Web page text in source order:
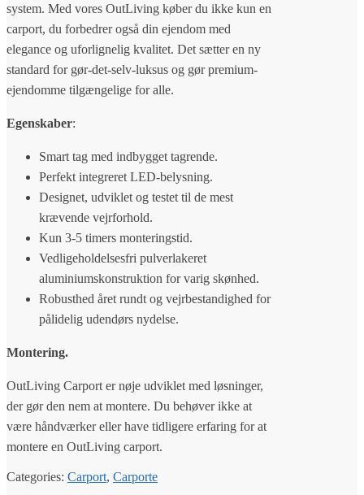
system. Med vores OutLiving køber du ikke kun en
carport, du forbedrer også din ejendom med
elegance og uforlignelig kvalitet. Det sætter en ny
standard for gør-det-selv-luksus og gør premium-
ejendomme tilgængelige for alle.
Egenskaber:
Smart tag med indbygget tagrende.
Perfekt integreret LED-belysning.
Designet, udviklet og testet til de mest
krævende vejrforhold.
Kun 3-5 timers monteringstid.
Vedligeholdelsesfri pulverlakeret
aluminiumskonstruktion for varig skønhed.
Robusthed året rundt og vejrbestandighed for
pålidelig udendørs nydelse.
Montering.
OutLiving Carport er nøje udviklet med løsninger,
der gør den nem at montere. Du behøver ikke at
være håndværker eller have tidligere erfaring for at
montere en OutLiving carport.
Categories: Carport, Carporte